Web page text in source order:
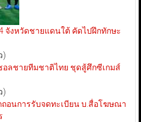
จังหวัดชายแดนใต้ คัดไปฝึกทักษะ
)
ลชายทีมชาติไทย ชุดสู้ศึกซีเกมส์
)
กถอนการรับจดทะเบียน บ.สื่อโฆษณา